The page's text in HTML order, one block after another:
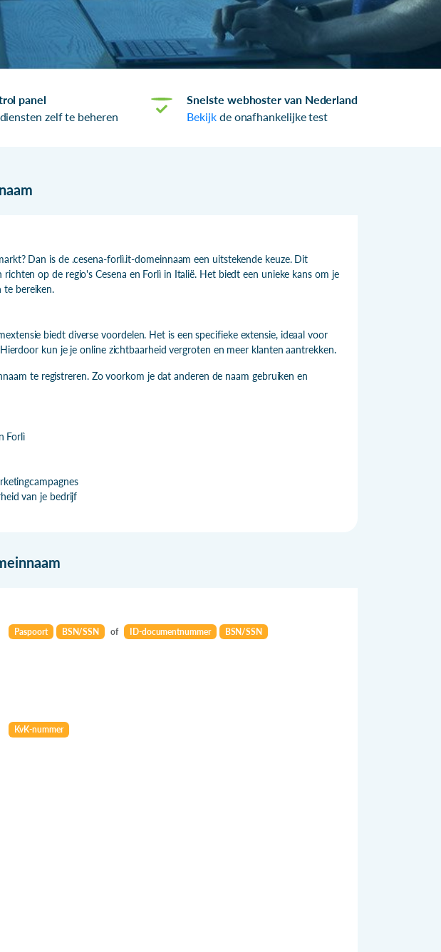
panel
zelf te beheren
Snelste webhoster van Nederland
Bekijkde onafhankelijke test
Dan is de .cesena-forlì.it-domeinnaam een uitstekende keuze. Dit
op de regio's Cesena en Forlì in Italië. Het biedt een unieke kans om je
te bereiken.
biedt diverse voordelen. Het is een specifieke extensie, ideaal voor
kun je je online zichtbaarheid vergroten en meer klanten aantrekken.
te registreren. Zo voorkom je dat anderen de naam gebruiken en
Forlì
van je bedrijf
Paspoort BSN/SSN of ID-documentnummer BSN/SSN
KvK-nummer